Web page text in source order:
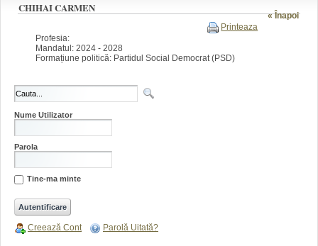
« Înapoi
CHIHAI CARMEN
Printeaza
Profesia:
Mandatul: 2024 - 2028
Formațiune politică: Partidul Social Democrat (PSD)
Nume Utilizator
Parola
Tine-ma minte
Creează Cont Parolă Uitată?